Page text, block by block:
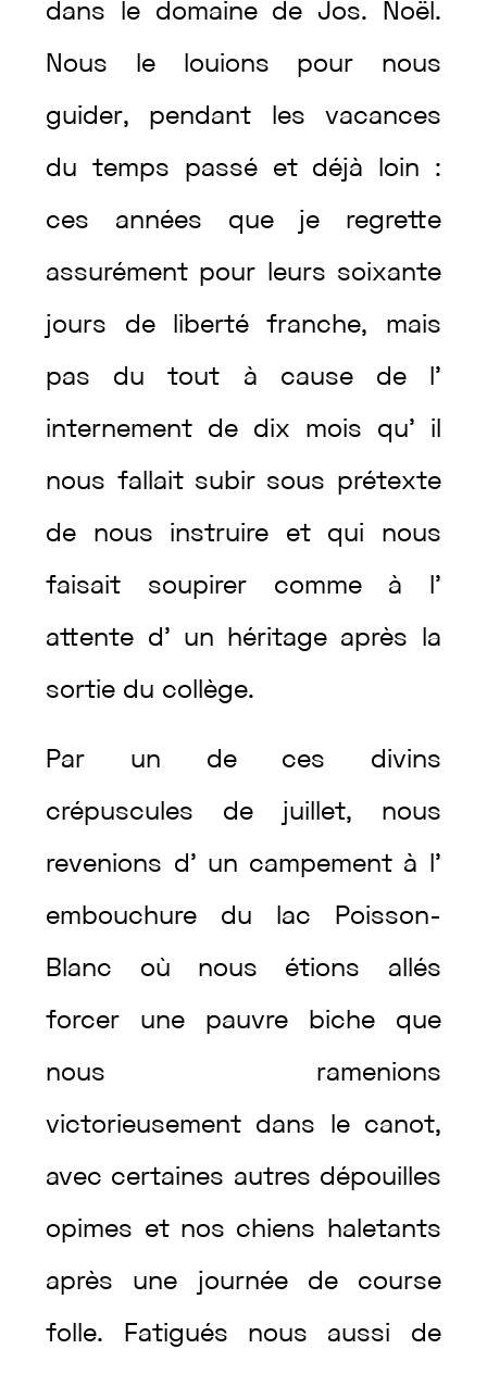
dans le domaine deJos. Noël .
Nous le louions pour nous
guider, pendant les vacances
dutemps passé et déjà loin :
ces années que je regrette
assurément pour leurs soixante
jours de libertéfranche, mais
pas dutout à cause de l’
internement de dix mois qu’ il
nous fallait subir sous prétexte
de nous instruire et qui nous
faisait soupirer comme à l’
attente d’ un héritage après la
sortie du collège.
Par un de ces divins
crépuscules de juillet, nous
revenions d’ un campement à l’
embouchure du lac Poisson-
Blanc où nous étions allés
forcer une pauvre biche que
nous ramenions
victorieusement dans le canot,
avec certaines autres dépouilles
opimes et nos chiens haletants
après une journée de course
folle. Fatigués nous aussi de